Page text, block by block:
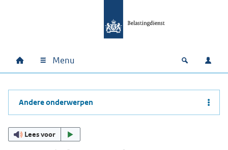
Hoofdnavigatie
Home Menu Open
Andere onderwerpen
Lees voor